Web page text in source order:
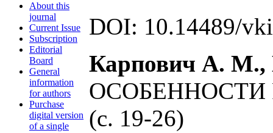
About this
journal
Current Issue
Subscription
Editorial
Board
General
information
for authors
Purchase
digital version
of a single
DOI: 10.14489/
Карпович А. М.,
ОСОБЕННОСТИ
(c. 19-26)